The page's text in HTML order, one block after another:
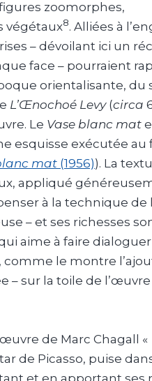
zoomorphes,
végétaux8. Alliées à
– dévoilant ici un
face – pourraient
orientalisante, du
L’Œnochoé Levy(circa
Le Vase blanc mat
esquisse exécutée au
mat (1956)). La
appliqué
à la technique de
– et ses richesses
aime à faire
le montre
– sur la toile de l’œuvre
de Marc Chagall «
de Picasso, puise
et en apportant ses